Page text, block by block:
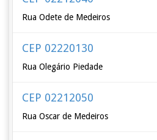
Rua Odete de Medeiros
CEP 02220130
Rua Olegário Piedade
CEP 02212050
Rua Oscar de Medeiros